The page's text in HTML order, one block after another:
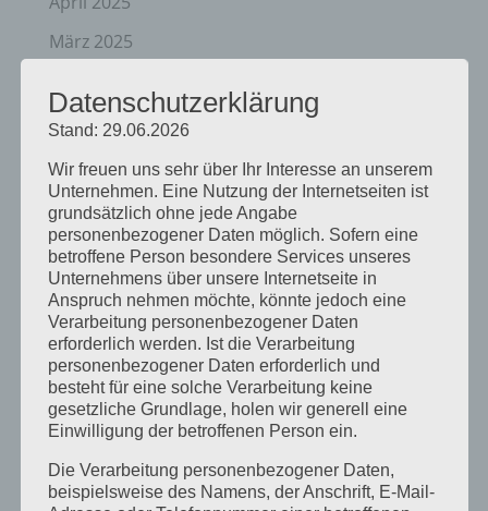
März 2025
Januar 2025
Dezember 2024
September 2024
August 2024
April 2024
März 2024
Januar 2024
Dezember 2023
November 2023
Oktober 2023
Datenschutzerklärung
Stand: 29.06.2026
Wir freuen uns sehr über Ihr Interesse an unserem
Unternehmen. Eine Nutzung der Internetseiten ist
grundsätzlich ohne jede Angabe
personenbezogener Daten möglich. Sofern eine
betroffene Person besondere Services unseres
Unternehmens über unsere Internetseite in
Anspruch nehmen möchte, könnte jedoch eine
Verarbeitung personenbezogener Daten
erforderlich werden. Ist die Verarbeitung
personenbezogener Daten erforderlich und
besteht für eine solche Verarbeitung keine
gesetzliche Grundlage, holen wir generell eine
Einwilligung der betroffenen Person ein.
Die Verarbeitung personenbezogener Daten,
beispielsweise des Namens, der Anschrift, E-Mail-